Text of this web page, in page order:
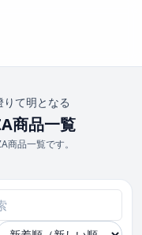
りて明となる
商品一覧
商品一覧です。